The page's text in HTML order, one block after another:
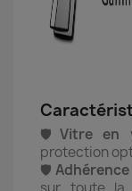
🛡️ Vitre en
protection
🛡️